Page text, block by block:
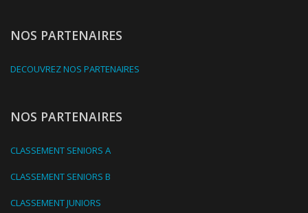
NOS PARTENAIRES
DECOUVREZ NOS PARTENAIRES
NOS PARTENAIRES
CLASSEMENT SENIORS A
CLASSEMENT SENIORS B
CLASSEMENT JUNIORS